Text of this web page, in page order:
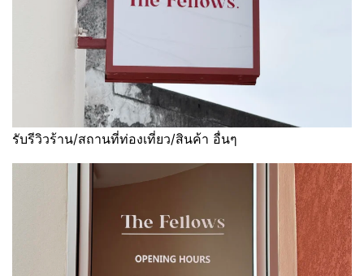
รับรีวิวร้าน/สถานที่ท่องเที่ยว/สินค้า อื่นๆ